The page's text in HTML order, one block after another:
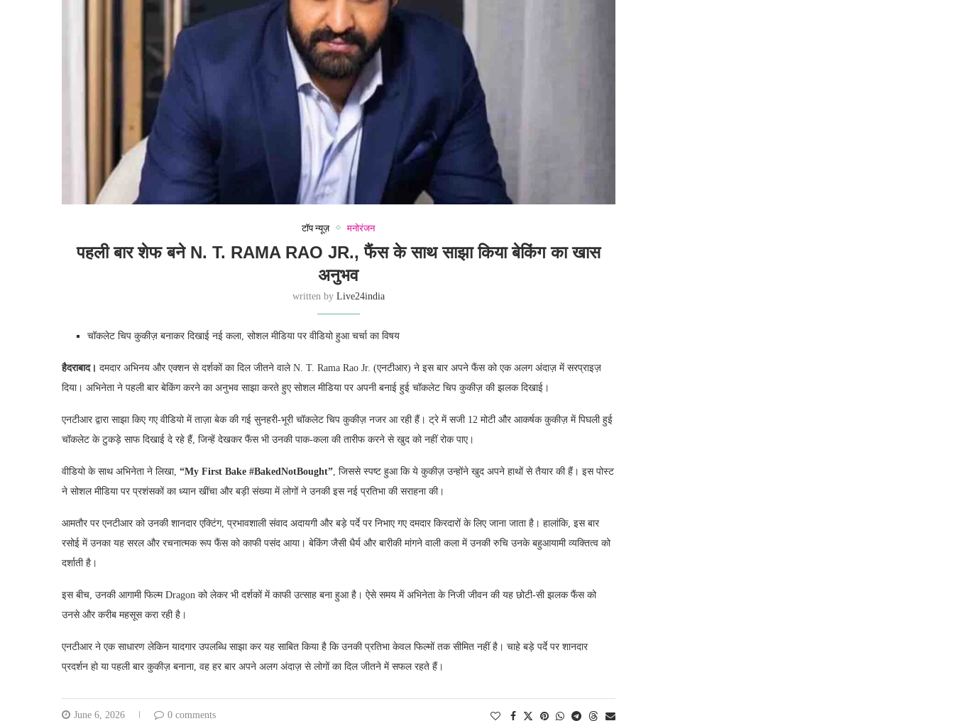
टॉप न्यूज़ मनोरंजन
पहली बार शेफ बने N. T. RAMA RAO JR., फैंस के साथ साझा किया बेकिंग का खास
अनुभव
written by Live24india
चॉकलेट चिप कुकीज़ बनाकर दिखाई नई कला, सोशल मीडिया पर वीडियो हुआ चर्चा का विषय
हैदराबाद। दमदार अभिनय और एक्शन से दर्शकों का दिल जीतने वाले N. T. Rama Rao Jr. (एनटीआर) ने इस बार अपने फैंस को एक अलग अंदाज़ में सरप्राइज़
दिया। अभिनेता ने पहली बार बेकिंग करने का अनुभव साझा करते हुए सोशल मीडिया पर अपनी बनाई हुई चॉकलेट चिप कुकीज़ की झलक दिखाई।
एनटीआर द्वारा साझा किए गए वीडियो में ताज़ा बेक की गई सुनहरी-भूरी चॉकलेट चिप कुकीज़ नजर आ रही हैं। ट्रे में सजी 12 मोटी और आकर्षक कुकीज़ में पिघली हुई
चॉकलेट के टुकड़े साफ दिखाई दे रहे हैं, जिन्हें देखकर फैंस भी उनकी पाक-कला की तारीफ करने से खुद को नहीं रोक पाए।
वीडियो के साथ अभिनेता ने लिखा, “My First Bake #BakedNotBought” , जिससे स्पष्ट हुआ कि ये कुकीज़ उन्होंने खुद अपने हाथों से तैयार की हैं। इस पोस्ट
ने सोशल मीडिया पर प्रशंसकों का ध्यान खींचा और बड़ी संख्या में लोगों ने उनकी इस नई प्रतिभा की सराहना की।
आमतौर पर एनटीआर को उनकी शानदार एक्टिंग, प्रभावशाली संवाद अदायगी और बड़े पर्दे पर निभाए गए दमदार किरदारों के लिए जाना जाता है। हालांकि, इस बार
रसोई में उनका यह सरल और रचनात्मक रूप फैंस को काफी पसंद आया। बेकिंग जैसी धैर्य और बारीकी मांगने वाली कला में उनकी रुचि उनके बहुआयामी व्यक्तित्व को
दर्शाती है।
इस बीच, उनकी आगामी फिल्म Dragon को लेकर भी दर्शकों में काफी उत्साह बना हुआ है। ऐसे समय में अभिनेता के निजी जीवन की यह छोटी-सी झलक फैंस को
उनसे और करीब महसूस करा रही है।
एनटीआर ने एक साधारण लेकिन यादगार उपलब्धि साझा कर यह साबित किया है कि उनकी प्रतिभा केवल फिल्मों तक सीमित नहीं है। चाहे बड़े पर्दे पर शानदार
प्रदर्शन हो या पहली बार कुकीज़ बनाना, वह हर बार अपने अलग अंदाज़ से लोगों का दिल जीतने में सफल रहते हैं।
June 6, 2026 0 comments